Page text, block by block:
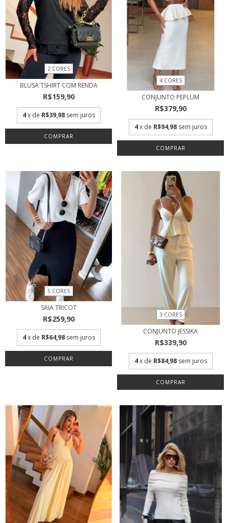
2 CORES
BLUSA TSHIRT COM RENDA
R$159,90
4 x de R$39,98 sem juros
COMPRAR
4 CORES
CONJUNTO PEPLUM
R$379,90
4 x de R$94,98 sem juros
COMPRAR
5 CORES
SAIA TRICOT
R$259,90
4 x de R$64,98 sem juros
COMPRAR
3 CORES
CONJUNTO JESSIKA
R$339,90
4 x de R$84,98 sem juros
COMPRAR